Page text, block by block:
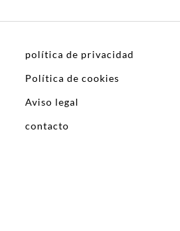
política de privacidad
Política de cookies
Aviso legal
contacto